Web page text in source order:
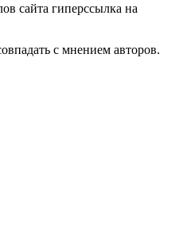
сайта гиперссылка на
с мнением авторов.